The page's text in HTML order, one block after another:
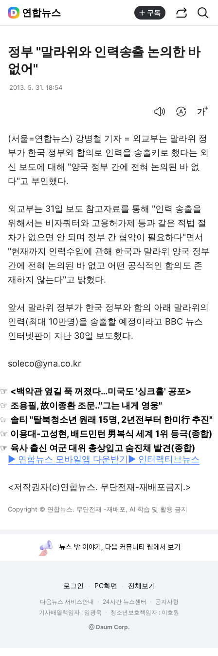
연합뉴스 구독
정부 "말라위와 인력송출 논의한 바
없어"
2013. 5. 31. 18:54
(서울=연합뉴스) 강병철 기자 = 외교부는 말라위 정
부가 한국 정부와 합의로 인력을 송출키로 했다는 외
신 보도에 대해 "양국 정부 간에 전혀 논의된 바 없
다"고 부인했다.
외교부는 31일 보도 참고자료를 통해 "인력 송출을
위해서는 비자쿼터와 고용허가제 등과 같은 적법 절
차가 없으면 안 되며 정부 간 협약이 필요하다"면서
"현재까지 인력수입에 관해 한국과 말라위 양국 정부
간에 전혀 논의된 바 없고 어떤 공식적인 합의도 존
재하지 않는다"고 밝혔다.
앞서 말라위 정부가 한국 정부와 합의 아래 말라위의
인력(최대 10만명)을 송출할 예정이라고 BBC 뉴스
인터넷판이 지난 30일 보도했다.
soleco@yna.co.kr
☞ <백악관 옆길 푹 꺼졌다…미국도 '싱크홀' 공포>
☞ 조용필, 故이종환 조문.."그는 내게 영웅"
☞ 솔티 "탈북청소년 원래 15명, 2년전부터 한미行 추진"
☞ 이용대-고성현, 배드민턴 男복식 세계 1위 등극(종합)
☞ 육사 출신 여군 대위 총상입고 숨진채 발견(종합)
▶ 연합뉴스 모바일앱 다운받기 ▶ 인터랙티브뉴스
<저작권자(c)연합뉴스. 무단전재-재배포금지.>
Copyright © 연합뉴스. 무단전재 -재배포, AI 학습 및 활용 금지
뉴스 밖 이야기, 다음 커뮤니티 웹에서 보기
로그인 PC화면 전체보기
다음뉴스 서비스안내 24시간 뉴스센터
공지사항
기사배열책임자 : 임광욱
청소년보호책임자 : 이호원
ⓒ Daum Corp.